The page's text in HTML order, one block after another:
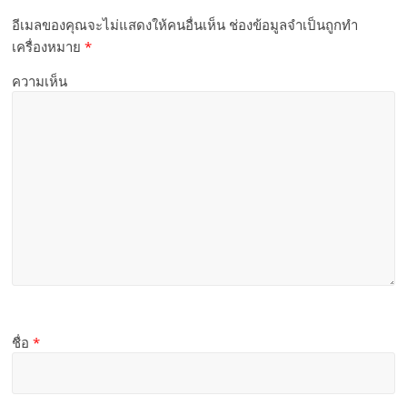
อีเมลของคุณจะไม่แสดงให้คนอื่นเห็น ช่องข้อมูลจำเป็นถูกทำ
เครื่องหมาย*
ความเห็น
ชื่อ*